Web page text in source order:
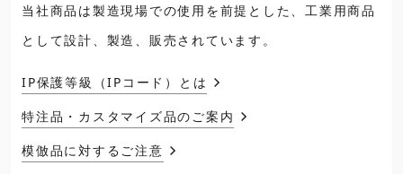
当社商品は製造現場での使用を前提とした、工業用商品
として設計、製造、販売されています。
IP保護等級（IPコード）とは
特注品・カスタマイズ品のご案内
模倣品に対するご注意